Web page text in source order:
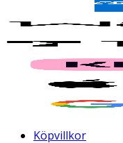
Köpvillkor